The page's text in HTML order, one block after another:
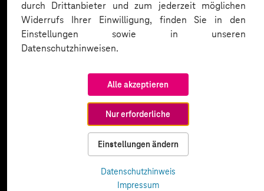
durch Drittanbieter und zum jederzeit möglichen
Widerrufs Ihrer Einwilligung, finden Sie in den
Einstellungen sowie in unseren
Datenschutzhinweisen.
Alle akzeptieren
Nur erforderliche
Einstellungen ändern
Datenschutzhinweis
Impressum